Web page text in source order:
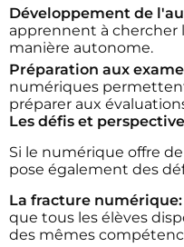
Développement de
apprennent à chercher
manière autonome.
Préparation aux
numériques
préparer aux
Les défis et
Si le numérique offre
pose également des
La fracture numérique:
que tous les élèves
des mêmes